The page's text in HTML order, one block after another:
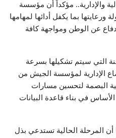
والإدارية.. مؤكداً أن مؤسسة
ورعايتها بما يكفل أدائها لمهامها
عن الوطن ومواجهة كافة
التي سيتم تشكيلها بسرعة
الإدارية لمؤسسة الجيش من
البصمة لتحسين مسارات
الأساس في بناء قاعدة البيانات
أن المرحلة الحالية تستدعي بذل